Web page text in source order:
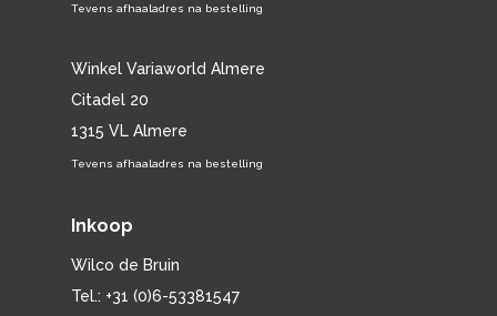
Tevens afhaaladres na bestelling
Winkel Variaworld Almere
Citadel 20
1315 VL Almere
Tevens afhaaladres na bestelling
Inkoop
Wilco de Bruin
Tel.: +31 (0)6-53381547